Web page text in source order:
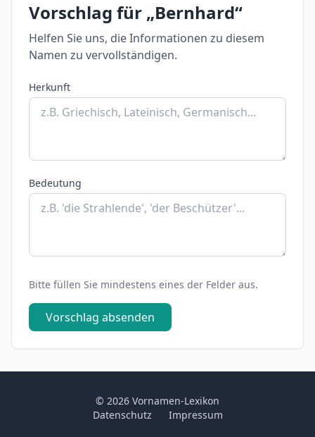
Vorschlag für „Bernhard“
Helfen Sie uns, die Informationen zu diesem
Namen zu vervollständigen.
Herkunft
Bedeutung
Bitte füllen Sie mindestens eines der Felder aus.
Vorschlag absenden
© 2026 Vornamen-Lexikon
Datenschutz
Impressum